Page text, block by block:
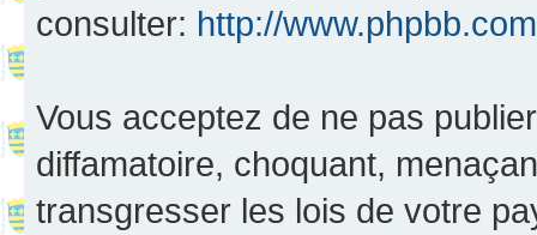
consulter: http://
Vous acceptez de ne pas
diffamatoire, choquant,
transgresser les lois de votre